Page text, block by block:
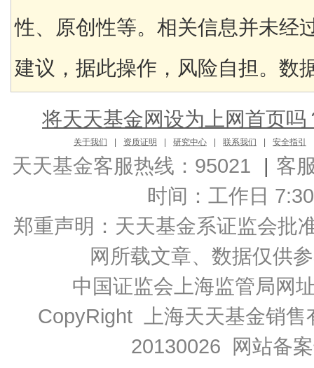
性、原创性等。相关信息并未经
建议，据此操作，风险自担。数
将天天基金网设为上网首页吗
关于我们 资质证明 研究中心 联系我们 安全指引
天天基金客服热线：95021 | 客
时间：工作日
郑重声明： 天天基金系证监会批
网所载文章、数据仅供
中国证监会上海监管局网
CopyRight 上海天天基金销
20130026 网站备